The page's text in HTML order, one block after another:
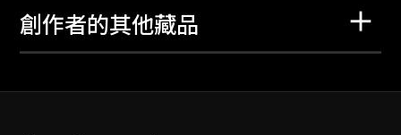
創作者的其他藏品